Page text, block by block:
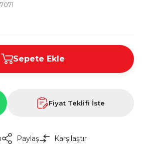
Sepete Ekle
Fiyat Teklifi İste
Paylaş Karşılaştır